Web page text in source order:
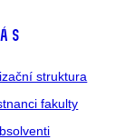
struktura
fakulty